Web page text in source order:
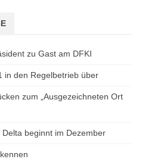
zu Gast am DFKI
in den Regelbetrieb über
zum „Ausgezeichneten Ort
beginnt im Dezember